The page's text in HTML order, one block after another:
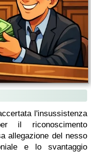
l'insussistenza
il riconoscimento
allegazione del nesso
e lo svantaggio